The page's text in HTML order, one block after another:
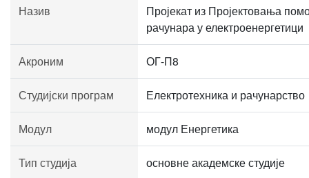
Назив
Пројекат из Пројектовања
рачунара у електроенергетици
Акроним ОГ-П8
Студијски програм Електротехника и рачунарство
Модул модул Енергетика
Тип студија основне академске студије